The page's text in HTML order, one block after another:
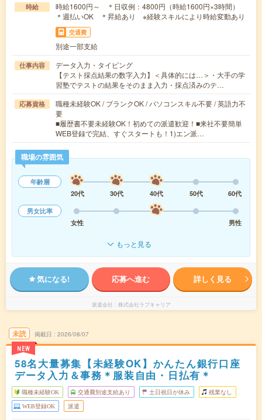
時給
時給1600円～ ＊日収例：4800円（時給1600円×3時間）
＊週払いOK ＊昇給あり ※経験スキルにより時給変動あり
交通費
別途一部支給
仕事内容
データ入力・タイピング
【テスト採点結果の数字入力】＜具体的には…＞・大手の学
習塾でテストの結果をそのまま入力・採点済みのテ…
応募資格
職種未経験OK / ブランクOK / パソコンスキル不要 / 英語力不
要
■履歴書不要未経験OK！初めての派遣歓迎！■来社不要簡単
WEB登録で完結、すぐスタートも！1)エン派…
職場の雰囲気
年齢層
20代
30代 40代 50代
60代
男女比率
女性
男性
もっと見る
気になる! 応募へ進む 詳しく見る
派遣会社 株式会社ラブキャリア
未読
NEW
掲載日 2026/08/07
58名大量募集【未経験OK】かんたん銀行口座
データ入力＆事務＊服装自由・日払有＊
職種未経験OK 交通費別途支給あり 土日祝日が休み 残業なし
WEB登録OK 派遣